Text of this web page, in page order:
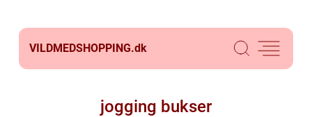
VILDMEDSHOPPING.dk
jogging bukser